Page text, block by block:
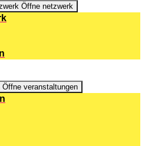
Öffne netzwerk
Öffne veranstaltungen